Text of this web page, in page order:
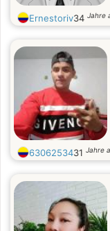
Ernestoriv34 Jahre
6306253431 Jahre